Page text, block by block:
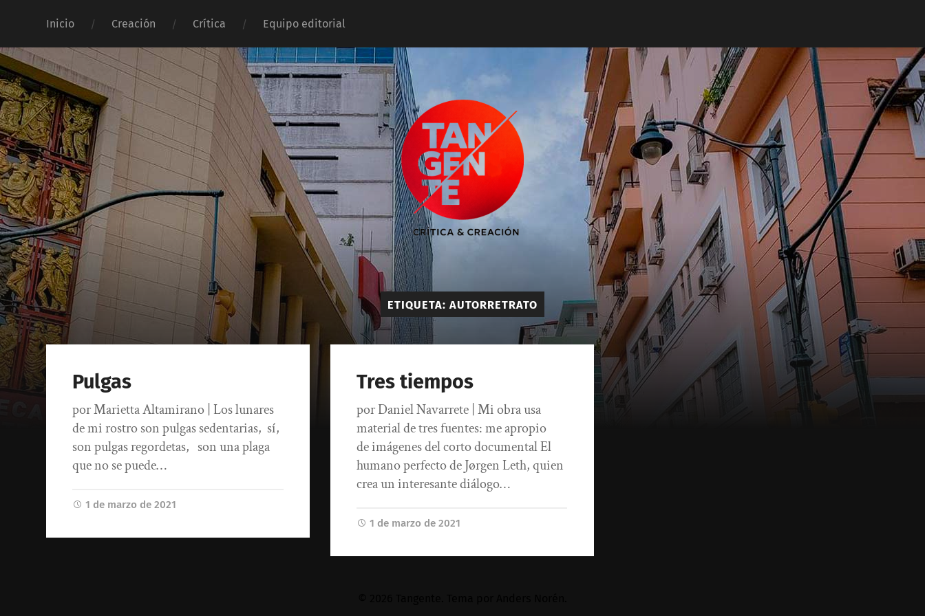
Inicio Creación Crítica Equipo editorial
Tangente
ETIQUETA: AUTORRETRATO
Pulgas
por Marietta Altamirano | Los lunares
de mi rostro son pulgas sedentarias, sí,
son pulgas regordetas, son una plaga
que no se puede…
1 de marzo de 2021
Tres tiempos
por Daniel Navarrete | Mi obra usa
material de tres fuentes: me apropio
de imágenes del corto documental El
humano perfecto de Jørgen Leth, quien
crea un interesante diálogo…
1 de marzo de 2021